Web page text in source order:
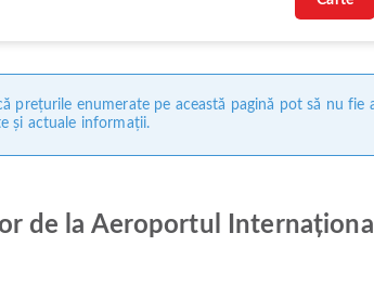
prețurile enumerate pe această pagină pot să nu
și actuale informații.
de la Aeroportul